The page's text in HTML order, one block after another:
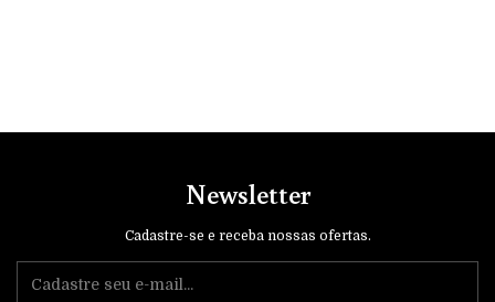
Newsletter
Cadastre-se e receba nossas ofertas.